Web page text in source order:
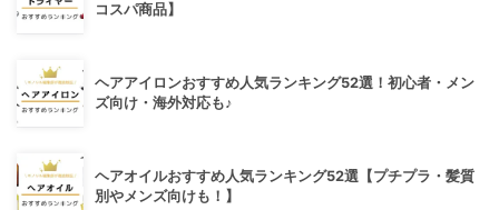
コスパ商品】
ヘアアイロンおすすめ人気ランキング52選！初心者・メン
ズ向け・海外対応も♪
ヘアオイルおすすめ人気ランキング52選【プチプラ・髪質
別やメンズ向けも！】